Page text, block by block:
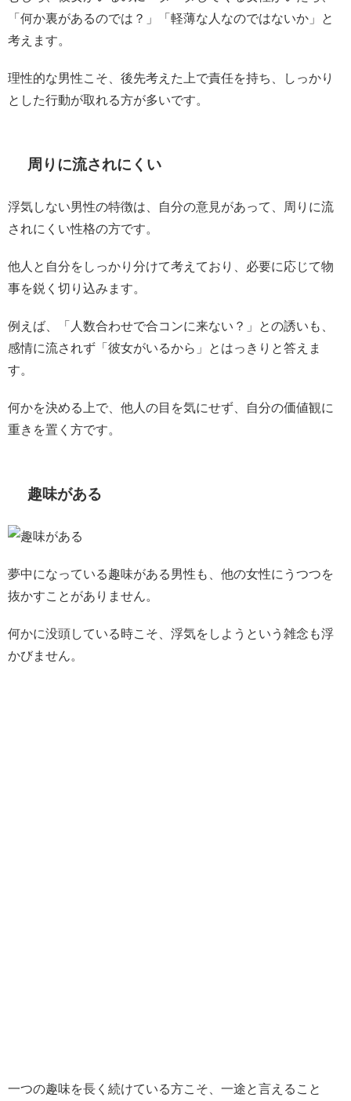
「何か裏があるのでは？」「軽薄な人なのではないか」と
考えます。
理性的な男性こそ、後先考えた上で責任を持ち、しっかり
とした行動が取れる方が多いです。
周りに流されにくい
浮気しない男性の特徴は、自分の意見があって、周りに流
されにくい性格の方です。
他人と自分をしっかり分けて考えており、必要に応じて物
事を鋭く切り込みます。
例えば、「人数合わせで合コンに来ない？」との誘いも、
感情に流されず「彼女がいるから」とはっきりと答えま
す。
何かを決める上で、他人の目を気にせず、自分の価値観に
重きを置く方です。
趣味がある
夢中になっている趣味がある男性も、他の女性にうつつを
抜かすことがありません。
何かに没頭している時こそ、浮気をしようという雑念も浮
かびません。
一つの趣味を長く続けている方こそ、一途と言えること